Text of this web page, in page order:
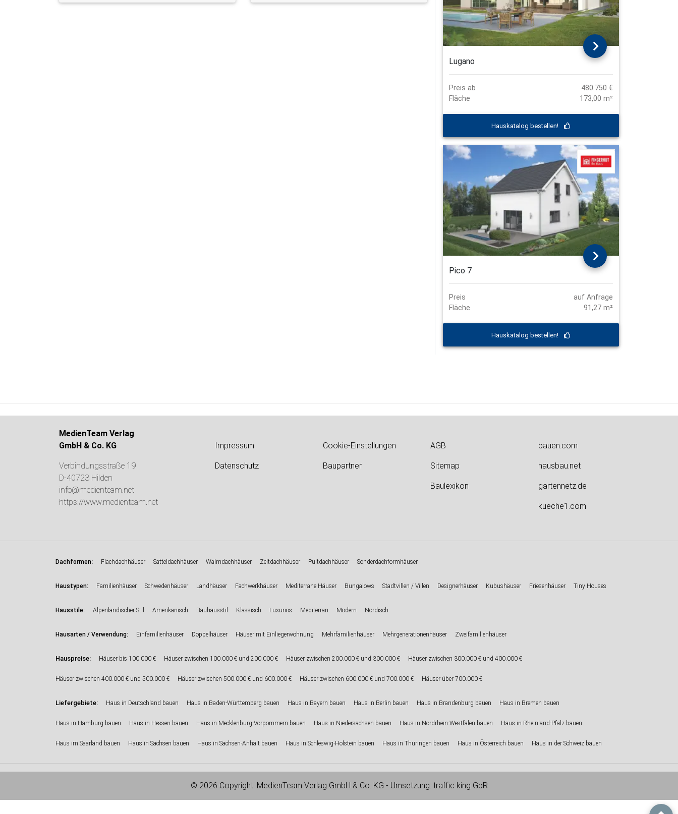
Lugano
Preis ab
480.750 €
Fläche
173,00 m²
Hauskatalog bestellen!
Pico 7
Preis
auf Anfrage
Fläche
91,27 m²
Hauskatalog bestellen!
MedienTeam Verlag
GmbH & Co. KG
Verbindungsstraße 19
D-40723 Hilden
info@medienteam.net
https://www.medienteam.net
Impressum
Datenschutz
Cookie-Einstellungen
Baupartner
AGB
Sitemap
Baulexikon
bauen.com
hausbau.net
gartennetz.de
kueche1.com
Dachformen: Flachdachhäuser Satteldachhäuser Walmdachhäuser Zeltdachhäuser Pultdachhäuser Sonderdachformhäuser
Haustypen: Familienhäuser Schwedenhäuser Landhäuser Fachwerkhäuser Mediterrane Häuser Bungalows Stadtvillen / Villen Designerhäuser Kubushäuser Friesenhäuser Tiny Houses
Hausstile: Alpenländischer Stil Amerikanisch Bauhausstil Klassisch Luxuriös Mediterran Modern Nordisch
Hausarten / Verwendung: Einfamilienhäuser Doppelhäuser Häuser mit Einliegerwohnung Mehrfamilienhäuser Mehrgenerationenhäuser Zweifamilienhäuser
Hauspreise: Häuser bis 100.000 € Häuser zwischen 100.000 € und 200.000 € Häuser zwischen 200.000 € und 300.000 € Häuser zwischen 300.000 € und 400.000 €
Häuser zwischen 400.000 € und 500.000 € Häuser zwischen 500.000 € und 600.000 € Häuser zwischen 600.000 € und 700.000 € Häuser über 700.000 €
Liefergebiete: Haus in Deutschland bauen Haus in Baden-Württemberg bauen Haus in Bayern bauen Haus in Berlin bauen Haus in Brandenburg bauen Haus in Bremen bauen
Haus in Hamburg bauen Haus in Hessen bauen Haus in Mecklenburg-Vorpommern bauen Haus in Niedersachsen bauen Haus in Nordrhein-Westfalen bauen Haus in Rheinland-Pfalz bauen
Haus im Saarland bauen Haus in Sachsen bauen Haus in Sachsen-Anhalt bauen Haus in Schleswig-Holstein bauen Haus in Thüringen bauen Haus in Österreich bauen Haus in der Schweiz bauen
© 2026 Copyright: MedienTeam Verlag GmbH & Co. KG - Umsetzung: traffic king GbR